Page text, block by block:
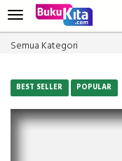
Semua Kategori
BEST SELLER POPULAR